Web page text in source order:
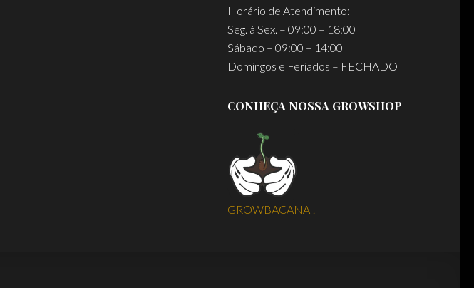
Horário de Atendimento:
Seg. à Sex. – 09:00 – 18:00
Sábado – 09:00 – 14:00
Domingos e Feriados – FECHADO
CONHEÇA NOSSA GROWSHOP
GROWBACANA !